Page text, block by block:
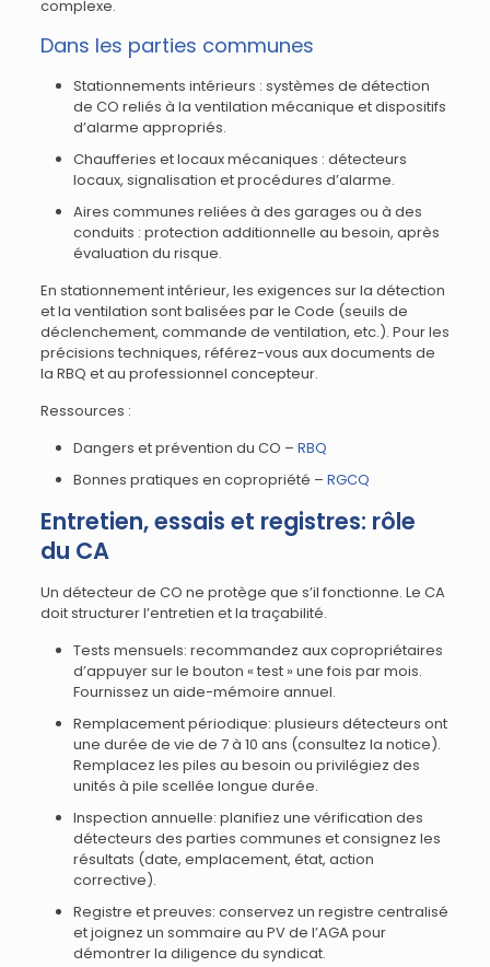
complexe.
Dans les parties communes
Stationnements intérieurs : systèmes de détection
de CO reliés à la ventilation mécanique et dispositifs
d’alarme appropriés.
Chaufferies et locaux mécaniques : détecteurs
locaux, signalisation et procédures d’alarme.
Aires communes reliées à des garages ou à des
conduits : protection additionnelle au besoin, après
évaluation du risque.
En stationnement intérieur, les exigences sur la détection
et la ventilation sont balisées par le Code (seuils de
déclenchement, commande de ventilation, etc.). Pour les
précisions techniques, référez-vous aux documents de
la RBQ et au professionnel concepteur.
Ressources :
Dangers et prévention du CO – RBQ
Bonnes pratiques en copropriété – RGCQ
Entretien, essais et registres: rôle
du CA
Un détecteur de CO ne protège que s’il fonctionne. Le CA
doit structurer l’entretien et la traçabilité.
Tests mensuels: recommandez aux copropriétaires
d’appuyer sur le bouton « test » une fois par mois.
Fournissez un aide-mémoire annuel.
Remplacement périodique: plusieurs détecteurs ont
une durée de vie de 7 à 10 ans (consultez la notice).
Remplacez les piles au besoin ou privilégiez des
unités à pile scellée longue durée.
Inspection annuelle: planifiez une vérification des
détecteurs des parties communes et consignez les
résultats (date, emplacement, état, action
corrective).
Registre et preuves: conservez un registre centralisé
et joignez un sommaire au PV de l’AGA pour
démontrer la diligence du syndicat.